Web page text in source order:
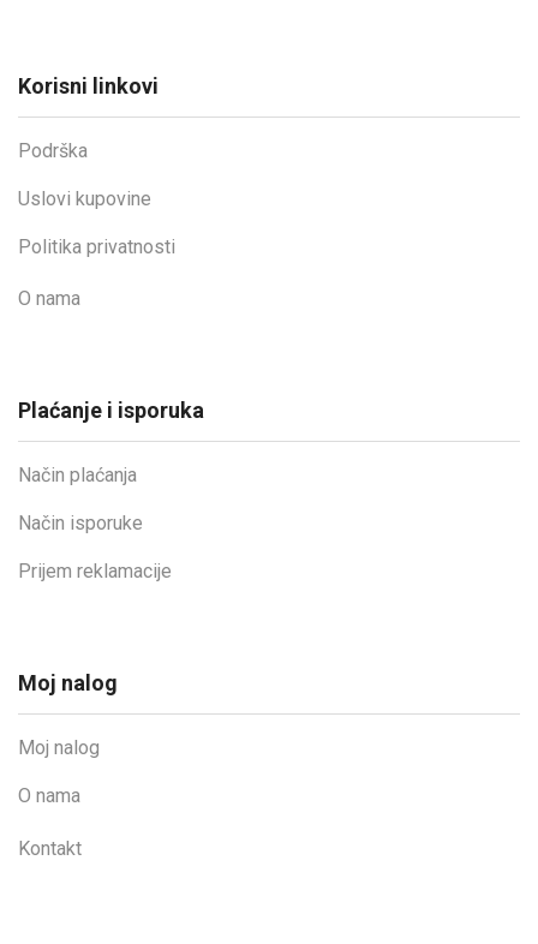
Korisni linkovi
Podrška
Uslovi kupovine
Politika privatnosti
O nama
Plaćanje i isporuka
Način plaćanja
Način isporuke
Prijem reklamacije
Moj nalog
Moj nalog
O nama
Kontakt